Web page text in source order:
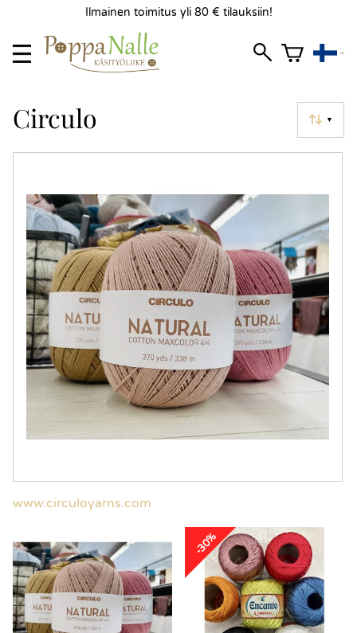
Ilmainen toimitus yli 80 € tilauksiin!
▼
Circulo
www.circuloyarns.com
-30%